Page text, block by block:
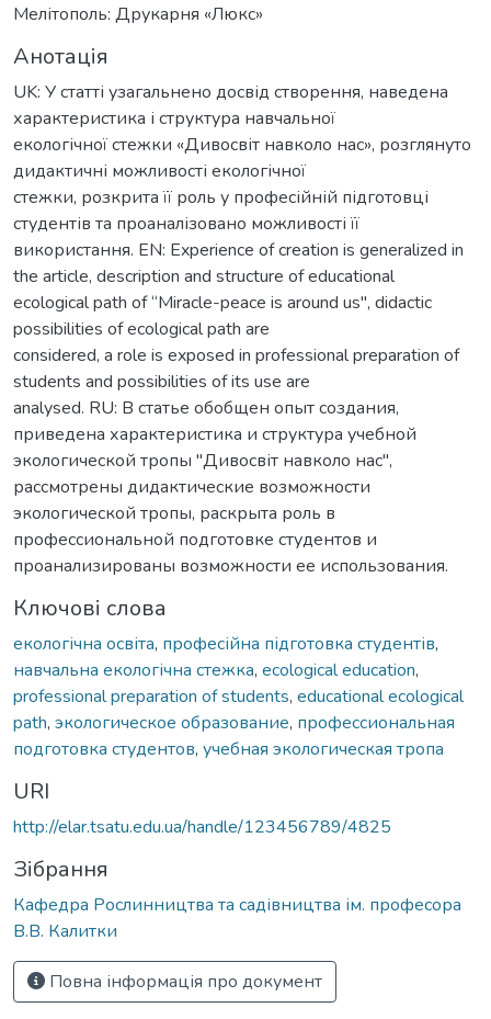
Мелітополь: Друкарня «Люкс»
Анотація
UK: У статті узагальнено досвід створення, наведена
характеристика і структура навчальної
екологічної стежки «Дивосвіт навколо нас», розглянуто
дидактичні можливості екологічної
стежки, розкрита її роль у професійній підготовці
студентів та проаналізовано можливості її
використання. EN: Experience of creation is generalized in
the article, description and structure of educational
ecological path of “Miracle-peace is around us", didactic
possibilities of ecological path are
considered, a role is exposed in professional preparation of
students and possibilities of its use are
analysed. RU: В статье обобщен опыт создания,
приведена характеристика и структура учебной
экологической тропы "Дивосвіт навколо нас",
рассмотрены дидактические возможности
экологической тропы, раскрыта роль в
профессиональной подготовке студентов и
проанализированы возможности ее использования.
Ключові слова
екологічна освіта, професійна підготовка студентів,
навчальна екологічна стежка, ecological education,
professional preparation of students, educational ecological
path, экологическое образование, профессиональная
подготовка студентов, учебная экологическая тропа
URI
http://elar.tsatu.edu.ua/handle/123456789/4825
Зібрання
Кафедра Рослинництва та садівництва ім. професора
В.В. Калитки
Повна інформація про документ